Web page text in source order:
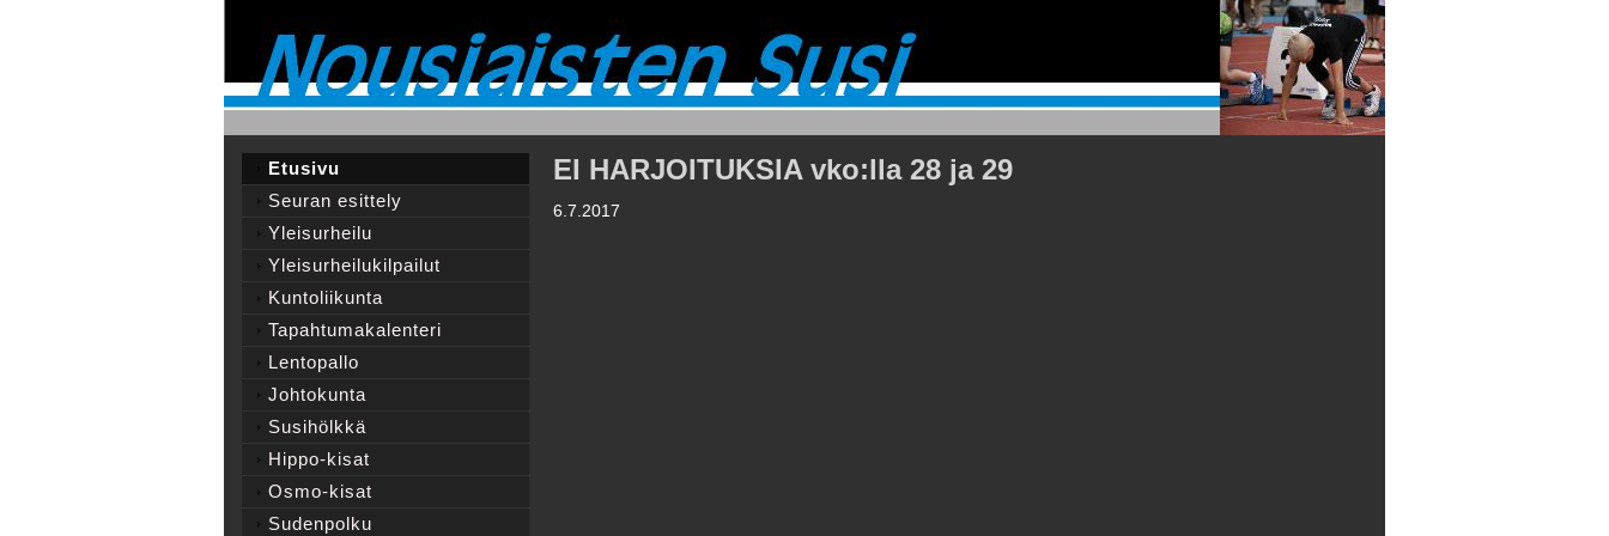
EI HARJOITUKSIA vko:lla 28 ja 29
6.7.2017
Etusivu
Seuran esittely
Yleisurheilu
Yleisurheilukilpailut
Kuntoliikunta
Tapahtumakalenteri
Lentopallo
Johtokunta
Susihölkkä
Hippo-kisat
Osmo-kisat
Sudenpolku